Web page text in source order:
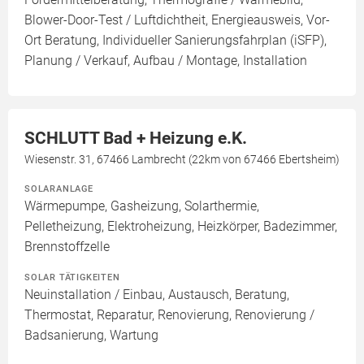
Blower-Door-Test / Luftdichtheit, Energieausweis, Vor-
Ort Beratung, Individueller Sanierungsfahrplan (iSFP),
Planung / Verkauf, Aufbau / Montage, Installation
SCHLUTT Bad + Heizung e.K.
Wiesenstr. 31, 67466 Lambrecht (22km von 67466 Ebertsheim)
SOLARANLAGE
Wärmepumpe, Gasheizung, Solarthermie,
Pelletheizung, Elektroheizung, Heizkörper, Badezimmer,
Brennstoffzelle
SOLAR TÄTIGKEITEN
Neuinstallation / Einbau, Austausch, Beratung,
Thermostat, Reparatur, Renovierung, Renovierung /
Badsanierung, Wartung